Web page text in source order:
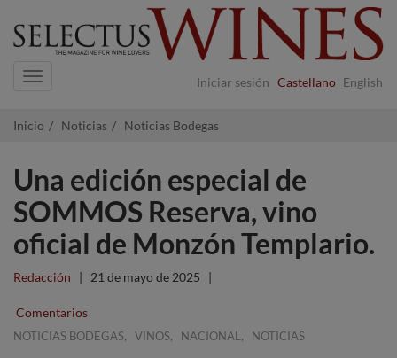
Iniciar sesión Castellano English
Navigation
Inicio Noticias Noticias Bodegas
Una edición especial de
SOMMOS Reserva, vino
oficial de Monzón Templario.
Redacción | 21 de mayo de 2025 |
Comentarios
NOTICIAS BODEGAS, VINOS, NACIONAL , NOTICIAS